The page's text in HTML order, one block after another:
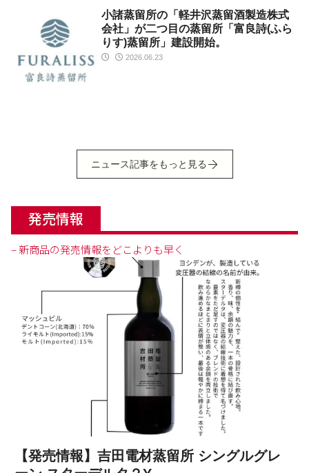
小諸蒸留所の「軽井沢蒸留酒製造株式
会社」が二つ目の蒸留所「富良詩(ふら
りす)蒸留所」建設開始。
2026.06.23
ニュース記事をもっと見る
発売情報
– 新商品の発売情報をどこよりも早く
【発売情報】吉田電材蒸留所 シングルグレ